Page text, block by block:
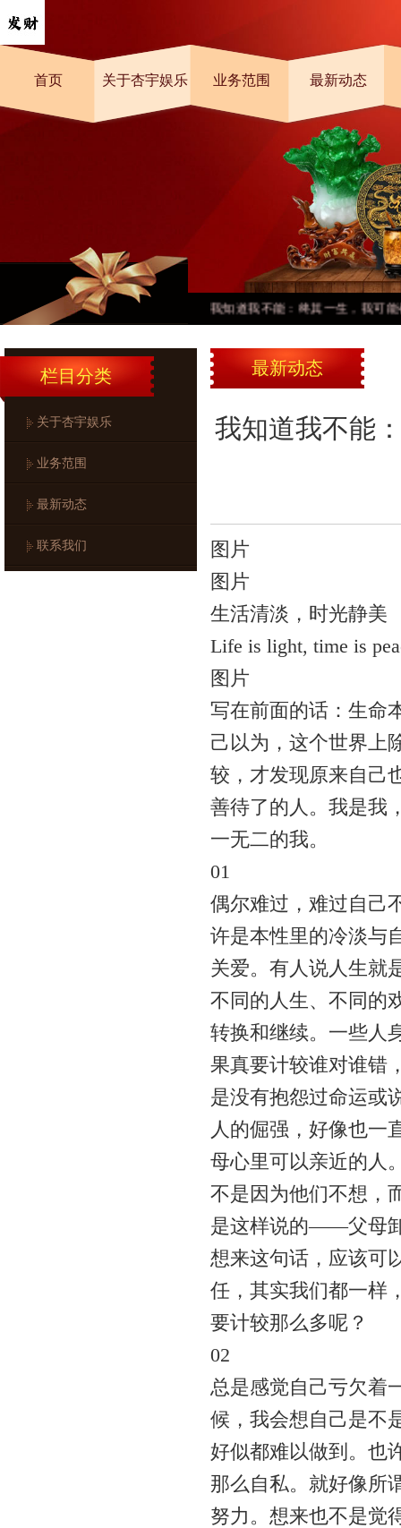
首页 关于杏宇娱乐 业务范围 最新动态
我知道我不能：终其一生，我可能都
栏目分类
关于杏宇娱乐
业务范围
最新动态
联系我们
最新动态
我知道我不能
图片
图片
生活清淡，时光静美
Life is light, time is
图片
写在前面的话：生命
己以为，这个世界上
较，才发现原来自己
善待了的人。我是我
一无二的我。
01
偶尔难过，难过自己
许是本性里的冷淡与
关爱。有人说人生就
不同的人生、不同的
转换和继续。一些人
果真要计较谁对谁错
是没有抱怨过命运或
人的倔强，好像也一
母心里可以亲近的人
不是因为他们不想，
是这样说的——父母
想来这句话，应该可
任，其实我们都一样
要计较那么多呢？
02
总是感觉自己亏欠着
候，我会想自己是不
好似都难以做到。也
那么自私。就好像所
努力。想来也不是觉